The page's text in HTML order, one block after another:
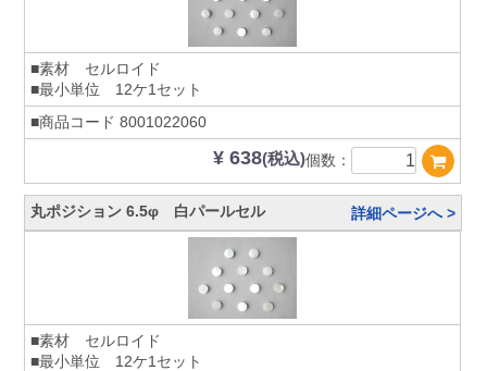
■素材 セルロイド
■最小単位 12ケ1セット
■商品コード 8001022060
¥ 638(税込)個数：
丸ポジション 6.5φ 白パールセル 詳細ページへ >
■素材 セルロイド
■最小単位 12ケ1セット